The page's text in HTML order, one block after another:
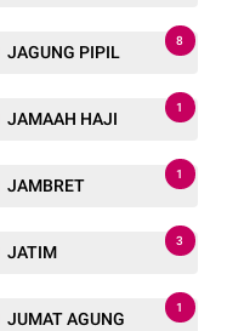
JAGUNG PIPIL
8
JAMAAH HAJI
1
JAMBRET
1
JATIM
3
JUMAT AGUNG
1